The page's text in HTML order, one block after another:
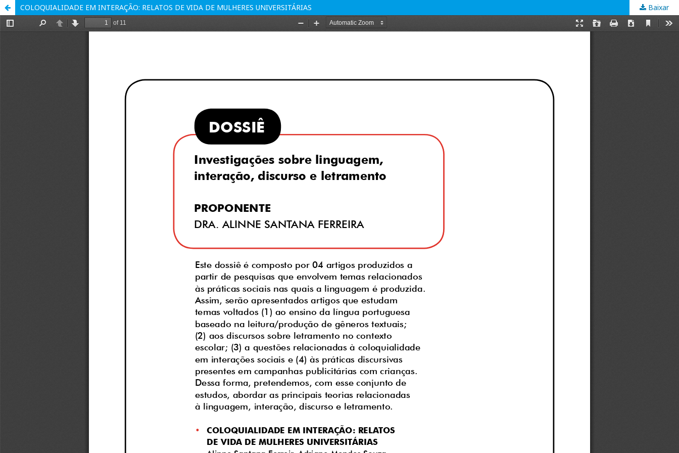
COLOQUIALIDADE EM INTERAÇÃO: RELATOS DE VIDA DE MULHERES UNIVERSITÁRIAS Baixar